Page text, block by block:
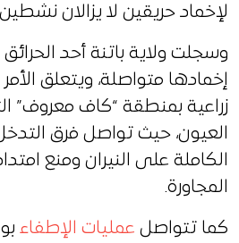
لإخماد حريقين لا يزالان
وسجلت ولاية باتنة أحد
إخمادها متواصلة، ويتعلق
زراعية بمنطقة “كاف معروف”
العيون، حيث تواصل فرق
الكاملة على النيران ومنع
المجاورة.
كما تتواصل عمليات الإطفاء